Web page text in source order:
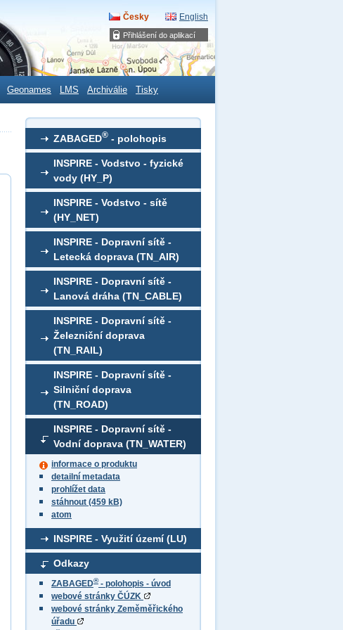
Přihlášení do aplikací
Česky English
Geonames LMS Archiválie Tisky
ZABAGED® - polohopis
INSPIRE - Vodstvo - fyzické
vody (HY_P)
INSPIRE - Vodstvo - sítě
(HY_NET)
INSPIRE - Dopravní sítě -
Letecká doprava (TN_AIR)
INSPIRE - Dopravní sítě -
Lanová dráha (TN_CABLE)
INSPIRE - Dopravní sítě -
Železniční doprava
(TN_RAIL)
INSPIRE - Dopravní sítě -
Silniční doprava
(TN_ROAD)
INSPIRE - Dopravní sítě -
Vodní doprava (TN_WATER)
informace o produktu
detailní metadata
prohlížet data
stáhnout (459 kB)
atom
INSPIRE - Využití území (LU)
Odkazy
ZABAGED®- polohopis - úvod
webové stránky ČÚZK
webové stránky Zeměměřického
úřadu